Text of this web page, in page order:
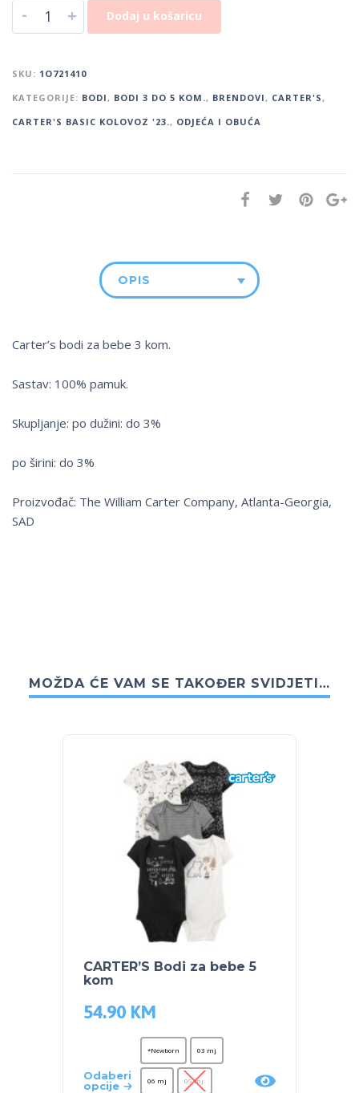
- + Dodaj u košaricu
SKU: 1O721410
KATEGORIJE: BODI, BODI 3 DO 5 KOM., BRENDOVI, CARTER'S,
CARTER'S BASIC KOLOVOZ '23., ODJEĆA I OBUĆA
OPIS
Carter’s bodi za bebe 3 kom.
Sastav: 100% pamuk.
Skupljanje: po dužini: do 3%
po širini: do 3%
Proizvođač: The William Carter Company, Atlanta-Georgia,
SAD
MOŽDA ĆE VAM SE TAKOĐER SVIDJETI…
CARTER’S Bodi za bebe 5
kom
54.90 KM
Odaberi
opcije
*Newborn 03 mj
06 mj 09 mj.